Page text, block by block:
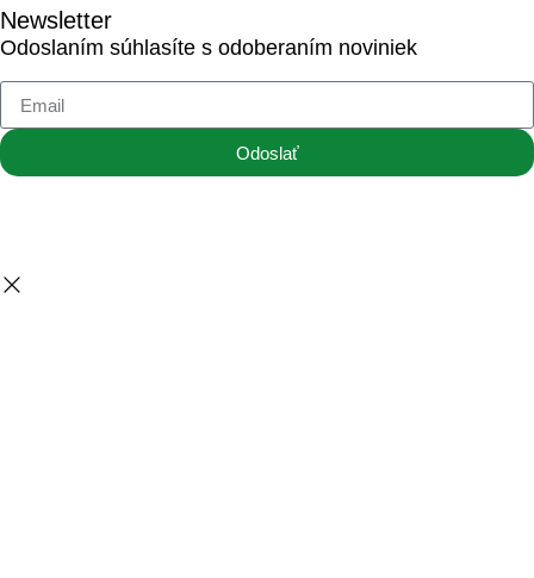
Newsletter
Odoslaním súhlasíte s odoberaním noviniek
Odoslať